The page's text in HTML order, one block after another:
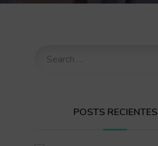
POSTS RECIENTES